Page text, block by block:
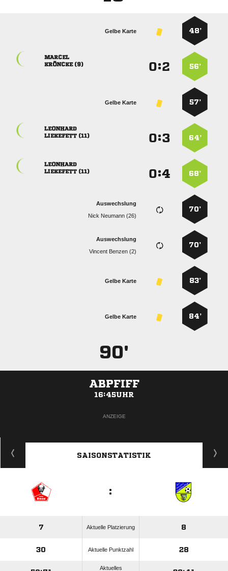
48’
Gelbe Karte
56’
:

 
57’
Gelbe Karte
64’
:

 
68’
:

 
70’
Auswechslung
  
70’
Auswechslung
  
83’
Gelbe Karte
84’
Gelbe Karte
90'
ABPFIFF
16:45UHR
ANZEIGE
SAISONSTATISTIK
:
7 Aktuelle Platzierung 8
30 Aktuelle Punktzahl 28
Aktuelles